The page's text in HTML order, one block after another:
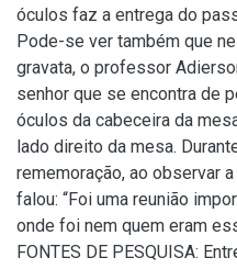
óculos faz a entrega do
Pode-se ver também que
gravata, o professor
senhor que se encontra de
óculos da cabeceira da
lado direito da mesa.
rememoração, ao observar
falou: “Foi uma reunião
onde foi nem quem eram
FONTES DE PESQUISA: